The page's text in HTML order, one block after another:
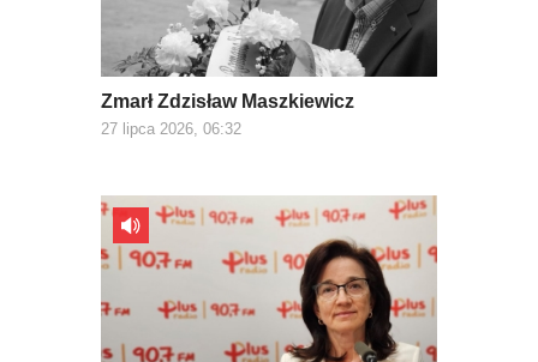
Zmarł Zdzisław Maszkiewicz
27 lipca 2026, 06:32